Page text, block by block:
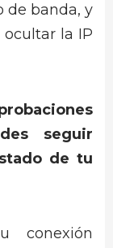
de banda, y
la IP
seguir
de tu
conexión